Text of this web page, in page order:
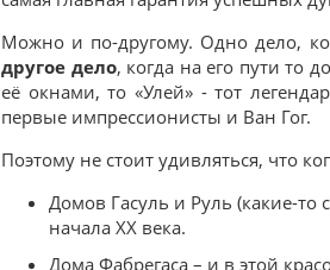
Можно и по-другому. Одно дело,
другое дело, когда на его пути то
её окнами, то «Улей» - тот
первые импрессионисты и Ван Гог.
Поэтому не стоит удивляться, что
Домов Гасуль и Руль (какие-то
начала XX века.
Дома Фабрегаса – и в этой